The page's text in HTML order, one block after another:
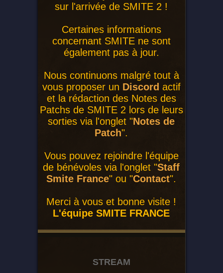
sur l'arrivée de SMITE 2 !
Certaines informations
concernant SMITE ne sont
également pas à jour.
Nous continuons malgré tout à
vous proposer un Discord actif
et la rédaction des Notes des
Patchs de SMITE 2 lors de leurs
sorties via l'onglet "Notes de
Patch".
Vous pouvez rejoindre l'équipe
de bénévoles via l'onglet "Staff
Smite France" ou "Contact".
Merci à vous et bonne visite !
L'équipe SMITE FRANCE
STREAM